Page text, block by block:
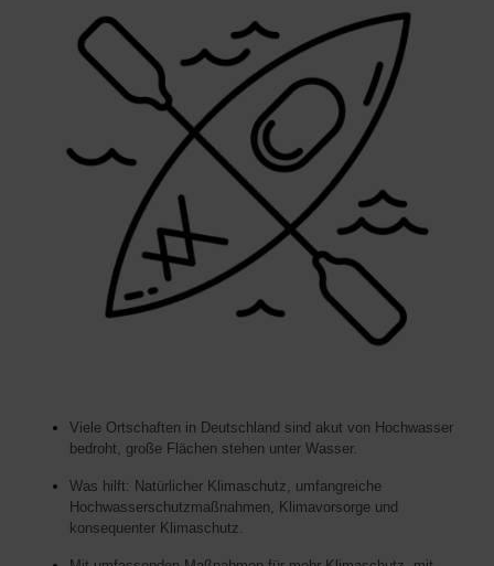
Viele Ortschaften in Deutschland sind akut von Hochwasser
bedroht, große Flächen stehen unter Wasser.
Was hilft: Natürlicher Klimaschutz, umfangreiche
Hochwasserschutzmaßnahmen, Klimavorsorge und
konsequenter Klimaschutz.